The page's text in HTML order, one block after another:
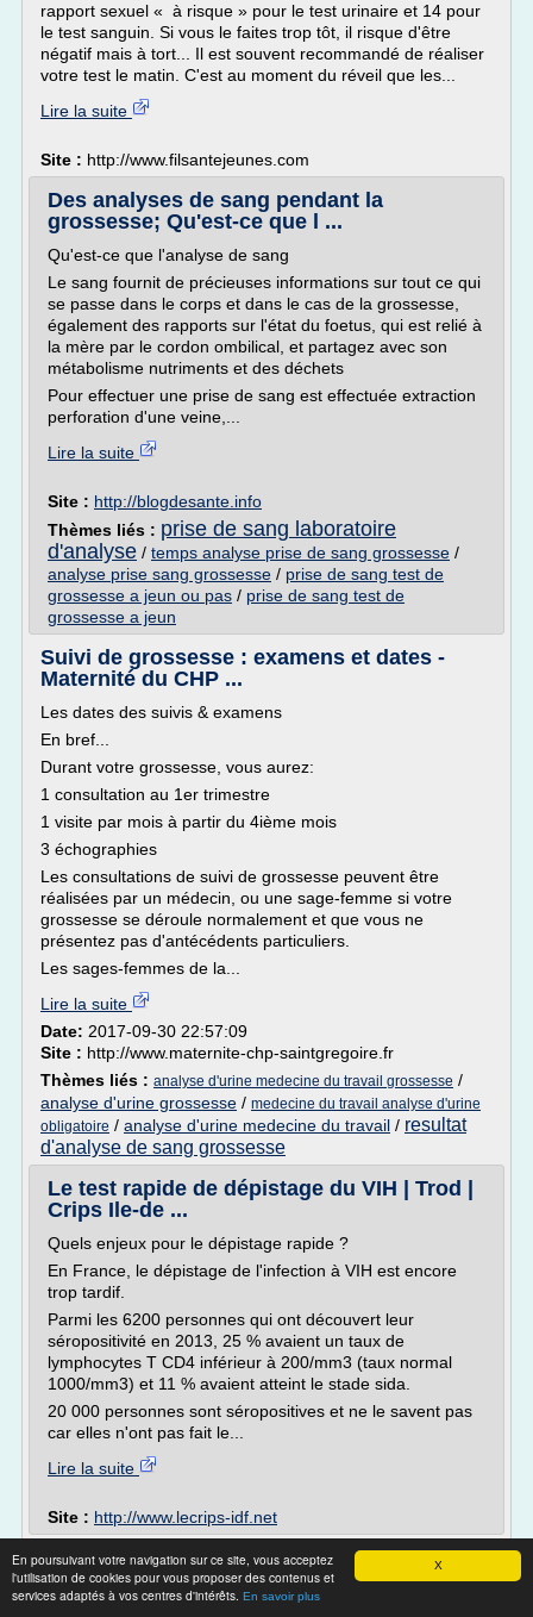
X
En poursuivant votre navigation sur ce site, vous acceptez
l'utilisation de cookies pour vous proposer des contenus et
services adaptés à vos centres d'intérêts. En savoir plus
rapport sexuel « à risque » pour le test urinaire et 14 pour
le test sanguin. Si vous le faites trop tôt, il risque d'être
négatif mais à tort... Il est souvent recommandé de réaliser
votre test le matin. C'est au moment du réveil que les...
Lire la suite
Site : http://www.filsantejeunes.com
Des analyses de sang pendant la
grossesse; Qu'est-ce que l ...
Qu'est-ce que l'analyse de sang
Le sang fournit de précieuses informations sur tout ce qui
se passe dans le corps et dans le cas de la grossesse,
également des rapports sur l'état du foetus, qui est relié à
la mère par le cordon ombilical, et partagez avec son
métabolisme nutriments et des déchets
Pour effectuer une prise de sang est effectuée extraction
perforation d'une veine,...
Lire la suite
Site : http://blogdesante.info
Thèmes liés : prise de sang laboratoire
d'analyse / temps analyse prise de sang grossesse /
analyse prise sang grossesse / prise de sang test de
grossesse a jeun ou pas / prise de sang test de
grossesse a jeun
Suivi de grossesse : examens et dates -
Maternité du CHP ...
Les dates des suivis & examens
En bref...
Durant votre grossesse, vous aurez:
1 consultation au 1er trimestre
1 visite par mois à partir du 4ième mois
3 échographies
Les consultations de suivi de grossesse peuvent être
réalisées par un médecin, ou une sage-femme si votre
grossesse se déroule normalement et que vous ne
présentez pas d'antécédents particuliers.
Les sages-femmes de la...
Lire la suite
Date: 2017-09-30 22:57:09
Site : http://www.maternite-chp-saintgregoire.fr
Thèmes liés : analyse d'urine medecine du travail grossesse /
analyse d'urine grossesse / medecine du travail analyse d'urine
obligatoire / analyse d'urine medecine du travail / resultat
d'analyse de sang grossesse
Le test rapide de dépistage du VIH | Trod |
Crips Ile-de ...
Quels enjeux pour le dépistage rapide ?
En France, le dépistage de l'infection à VIH est encore
trop tardif.
Parmi les 6200 personnes qui ont découvert leur
séropositivité en 2013, 25 % avaient un taux de
lymphocytes T CD4 inférieur à 200/mm3 (taux normal
1000/mm3) et 11 % avaient atteint le stade sida.
20 000 personnes sont séropositives et ne le savent pas
car elles n'ont pas fait le...
Lire la suite
Site : http://www.lecrips-idf.net
Suis je enceinte ? - enceinte.com
Accueil » Envie de de bébé » Conception » Signes et